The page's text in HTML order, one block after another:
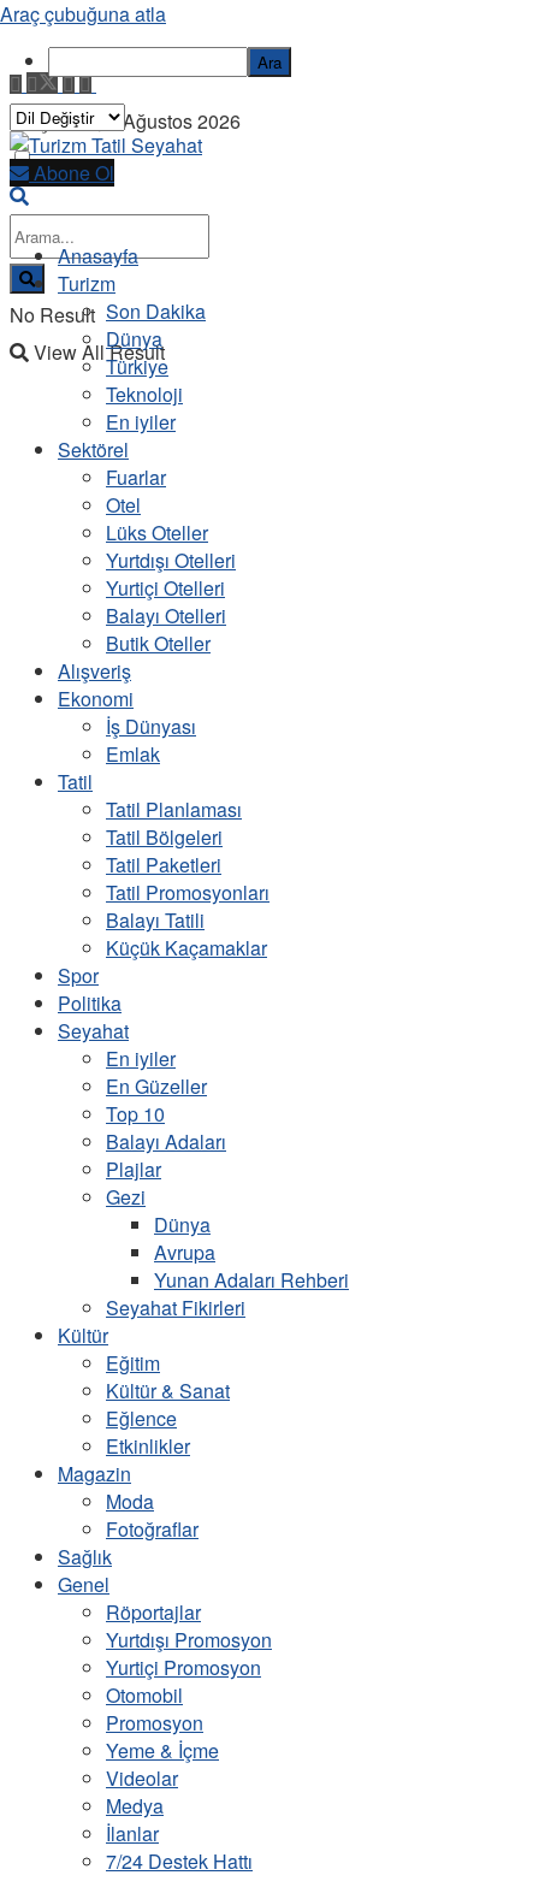
Perşembe, 6 Ağustos 2026
No Result
View All Result
Abone Ol
Anasayfa
Turizm
Son Dakika
Dünya
Türkiye
Teknoloji
En iyiler
Sektörel
Fuarlar
Otel
Lüks Oteller
Yurtdışı Otelleri
Yurtiçi Otelleri
Balayı Otelleri
Butik Oteller
Alışveriş
Ekonomi
İş Dünyası
Emlak
Tatil
Tatil Planlaması
Tatil Bölgeleri
Tatil Paketleri
Tatil Promosyonları
Balayı Tatili
Küçük Kaçamaklar
Spor
Politika
Seyahat
En iyiler
En Güzeller
Top 10
Balayı Adaları
Plajlar
Gezi
Dünya
Avrupa
Yunan Adaları Rehberi
Seyahat Fikirleri
Kültür
Eğitim
Kültür & Sanat
Eğlence
Etkinlikler
Magazin
Moda
Fotoğraflar
Sağlık
Genel
Röportajlar
Yurtdışı Promosyon
Yurtiçi Promosyon
Otomobil
Promosyon
Yeme & İçme
Videolar
Medya
İlanlar
7/24 Destek Hattı
Araç çubuğuna atla
Ara